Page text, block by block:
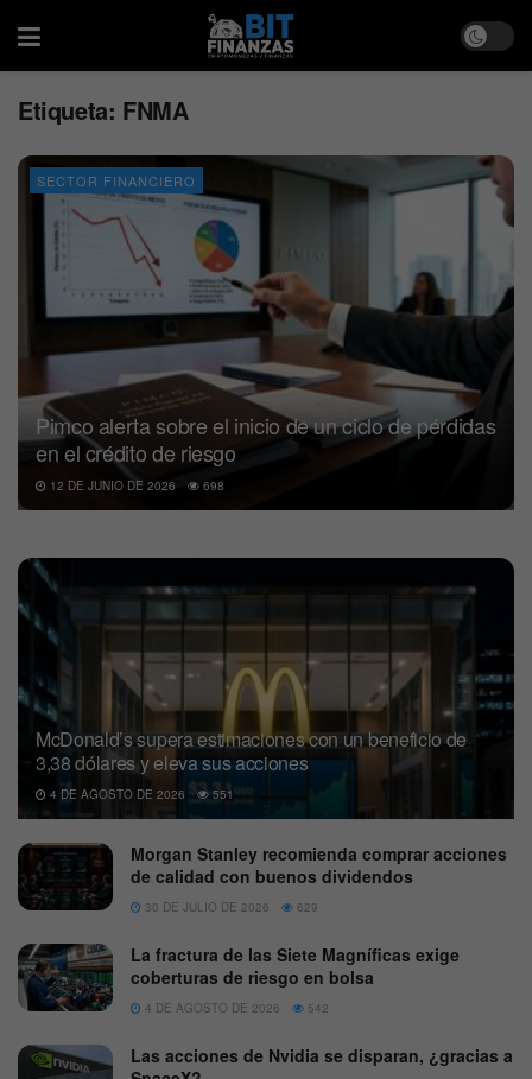
Etiqueta: FNMA
SECTOR FINANCIERO
Pimco alerta sobre el inicio de un ciclo de pérdidas
en el crédito de riesgo
12 DE JUNIO DE 2026 698
McDonald’s supera estimaciones con un beneficio de
3,38 dólares y eleva sus acciones
4 DE AGOSTO DE 2026 551
Morgan Stanley recomienda comprar acciones
de calidad con buenos dividendos
30 DE JULIO DE 2026 629
La fractura de las Siete Magníficas exige
coberturas de riesgo en bolsa
4 DE AGOSTO DE 2026 542
Las acciones de Nvidia se disparan, ¿gracias a